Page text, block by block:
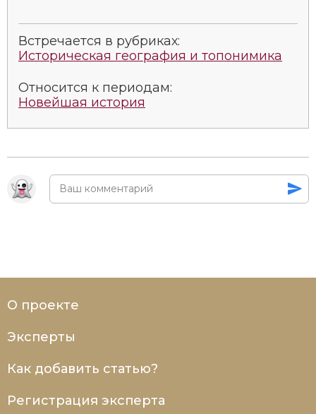
Встречается в рубриках:
Историческая география и топонимика
Относится к периодам:
Новейшая история
О проекте
Эксперты
Как добавить статью?
Регистрация эксперта